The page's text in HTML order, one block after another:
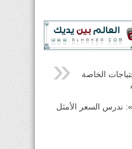
الخاصة
ندرس السعر الأمثل